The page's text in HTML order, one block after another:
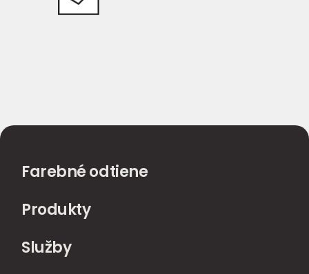
Farebné odtiene
Produkty
Služby